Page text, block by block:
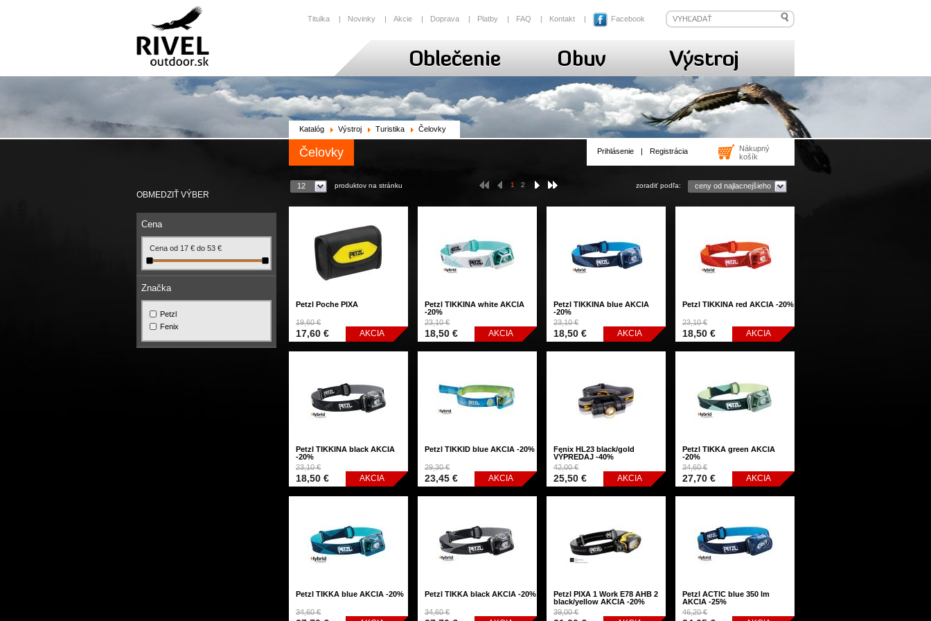
Titulka | Novinky | Akcie | Doprava | Platby | FAQ | Kontakt | Facebook
OBMEDZIŤ VÝBER
Cena
Cena od 17 € do 53 €
Značka
Petzl
Fenix
Prihlásenie | Registrácia
Nákupný
košík
Katalóg Výstroj Turistika Čelovky
Čelovky
12 produktov na stránku 1 2 zoradiť podľa: ceny od najlacnejšieho
AKCIA
Petzl Poche PIXA
19,60 €
17,60 € AKCIA
Petzl TIKKINA white AKCIA
-20%
23,10 €
18,50 € AKCIA
Petzl TIKKINA blue AKCIA
-20%
23,10 €
18,50 € AKCIA
Petzl TIKKINA red AKCIA -20%
23,10 €
18,50 €
AKCIA
Petzl TIKKINA black AKCIA
-20%
23,10 €
18,50 € AKCIA
Petzl TIKKID blue AKCIA -20%
29,30 €
23,45 € AKCIA
Fenix HL23 black/gold
VÝPREDAJ -40%
42,00 €
25,50 € AKCIA
Petzl TIKKA green AKCIA
-20%
34,60 €
27,70 €
Petzl TIKKA blue AKCIA -20%
34,60 €
Petzl TIKKA black AKCIA -20%
34,60 €
Petzl PIXA 1 Work E78 AHB 2
black/yellow AKCIA -20%
39,00 €
Petzl ACTIC blue 350 lm
AKCIA -25%
46,20 €